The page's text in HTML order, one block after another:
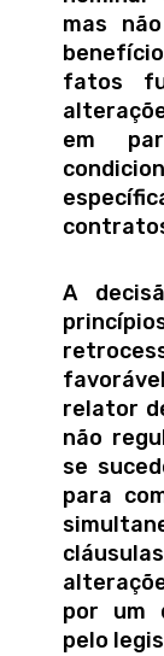
mas
fatos
em
A
relator
não
se
para
por um
pelo